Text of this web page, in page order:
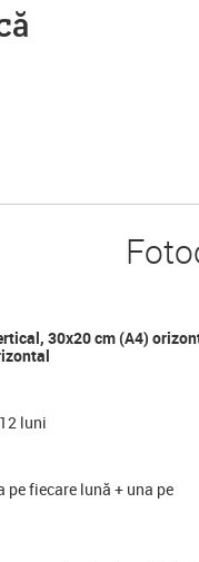
30x20 cm (A4)
luni
fiecare lună + una pe